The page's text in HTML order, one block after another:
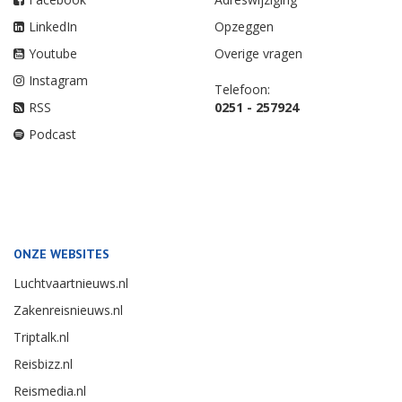
LinkedIn
Youtube
Instagram
RSS
Podcast
Opzeggen
Overige vragen
Telefoon:
0251 - 257924
ONZE WEBSITES
Luchtvaartnieuws.nl
Zakenreisnieuws.nl
Triptalk.nl
Reisbizz.nl
Reismedia.nl